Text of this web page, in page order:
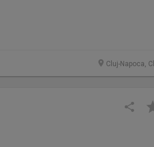
Cluj-Napoca,